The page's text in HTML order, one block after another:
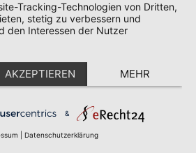
seiner politikberatenden Tätigkeit
Kenntnisse auf dem Gebiet der
publizierte in der Fachzeitschrift
und ist Mitglied im wissenschaftlichen
Botschaftsrat der Botschaft der
Deutschland seit September 2016.
Rang eines Rates der ersten Klasse
Referatsleiter für zentraleuropäische
Tracking-Technologien von Dritten,
stetig zu verbessern und
den Interessen der Nutzer
AKZEPTIEREN MEHR
&
Datenschutzerklärung